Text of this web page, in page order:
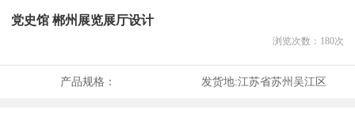
党史馆 郴州展览展厅设计
浏览次数： 180次
产品规格： 发货地:江苏省苏州吴江区